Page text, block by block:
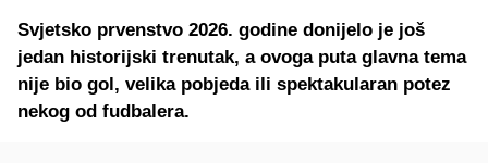
Svjetsko prvenstvo 2026. godine donijelo je još
jedan historijski trenutak, a ovoga puta glavna tema
nije bio gol, velika pobjeda ili spektakularan potez
nekog od fudbalera.